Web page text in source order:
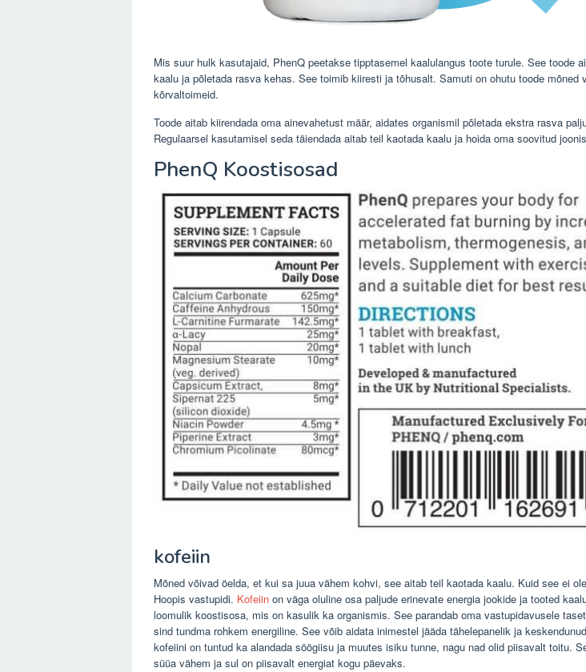
Mis suur hulk kasutajaid, PhenQ peetakse tipptasemel kaalulangus toote turule. See toode
kaalu ja põletada rasva kehas. See toimib kiiresti ja tõhusalt. Samuti on ohutu toode mõned
kõrvaltoimeid.
Toode aitab kiirendada oma ainevahetust määr, aidates organismil põletada ekstra rasva
Regulaarsel kasutamisel seda täiendada aitab teil kaotada kaalu ja hoida oma soovitud
PhenQ Koostisosad
kofeiin
Mõned võivad öelda, et kui sa juua vähem kohvi, see aitab teil kaotada kaalu. Kuid see ei
Hoopis vastupidi. Kofeiin on väga oluline osa paljude erinevate energia jookide ja tooted
loomulik koostisosa, mis on kasulik ka organismis. See parandab oma vastupidavusele
sind tundma rohkem energiline. See võib aidata inimestel jääda tähelepanelik ja
kofeiini on tuntud ka alandada söögiisu ja muutes isiku tunne, nagu nad olid piisavalt toitu.
süüa vähem ja sul on piisavalt energiat kogu päevaks.